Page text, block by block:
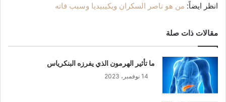
انظر ايضاً: من هو ناصر السكران ويكيبيديا وسبب فاته
مقالات ذات صلة
ما تأثير الهرمون الذي يفرزه البنكرياس
14 نوفمبر، 2023